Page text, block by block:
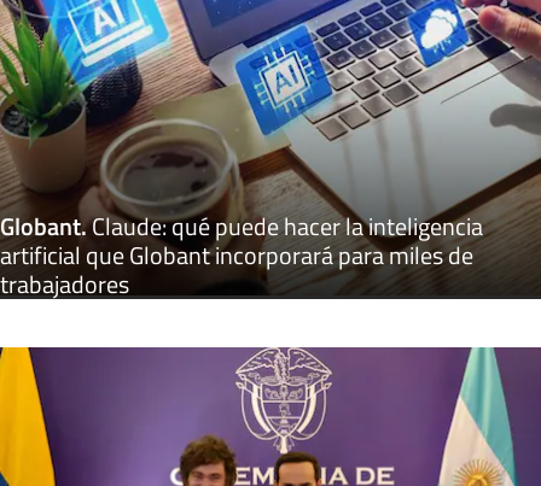
Globant.Claude: qué puede hacer la inteligencia
artificial que Globant incorporará para miles de
trabajadores